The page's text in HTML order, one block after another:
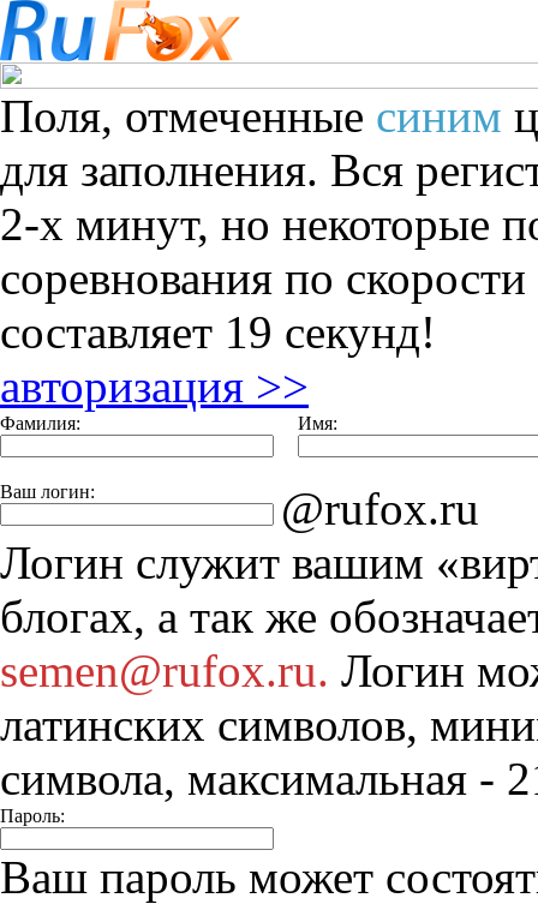
Поля, отмеченные синим
для заполнения. Вся
2-х минут, но некоторые
соревнования по
составляет 19 секунд!
авторизация >>
Фамилия: Имя:
Ваш логин:
@rufox.ru
Логин служит вашим
блогах, а так же
semen@rufox.ru. Логин
латинских символов,
символа, максимальная -
Пароль:
Ваш пароль может